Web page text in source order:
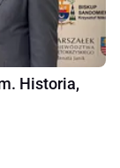
Historia,